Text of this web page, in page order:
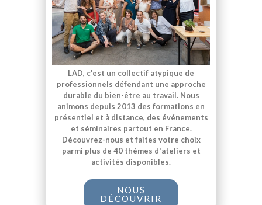
LAD, c'est un collectif atypique de
professionnels défendant une approche
durable du bien-être au travail. Nous
animons depuis 2013 des formations en
présentiel et à distance, des événements
et séminaires partout en France.
Découvrez-nous et faites votre choix
parmi plus de 40 thèmes d'ateliers et
activités disponibles.
NOUS
DÉCOUVRIR